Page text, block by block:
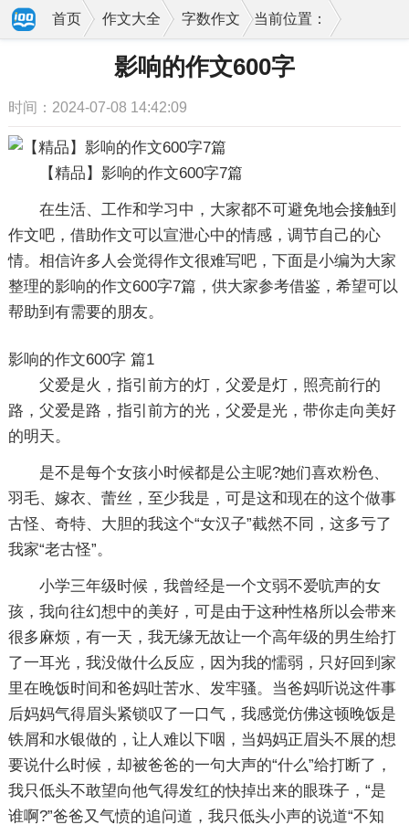
当前位置：
首页 作文大全 字数作文
影响的作文600字
时间：2024-07-08 14:42:09
【精品】影响的作文600字7篇
在生活、工作和学习中，大家都不可避免地会接触到
作文吧，借助作文可以宣泄心中的情感，调节自己的心
情。相信许多人会觉得作文很难写吧，下面是小编为大家
整理的影响的作文600字7篇，供大家参考借鉴，希望可以
帮助到有需要的朋友。
影响的作文600字 篇1
父爱是火，指引前方的灯，父爱是灯，照亮前行的
路，父爱是路，指引前方的光，父爱是光，带你走向美好
的明天。
是不是每个女孩小时候都是公主呢?她们喜欢粉色、
羽毛、嫁衣、蕾丝，至少我是，可是这和现在的这个做事
古怪、奇特、大胆的我这个“女汉子”截然不同，这多亏了
我家“老古怪”。
小学三年级时候，我曾经是一个文弱不爱吭声的女
孩，我向往幻想中的美好，可是由于这种性格所以会带来
很多麻烦，有一天，我无缘无故让一个高年级的男生给打
了一耳光，我没做什么反应，因为我的懦弱，只好回到家
里在晚饭时间和爸妈吐苦水、发牢骚。当爸妈听说这件事
后妈妈气得眉头紧锁叹了一口气，我感觉仿佛这顿晚饭是
铁屑和水银做的，让人难以下咽，当妈妈正眉头不展的想
要说什么时候，却被爸爸的一句大声的“什么”给打断了，
我只低头不敢望向他气得发红的快掉出来的眼珠子，“是
谁啊?”爸爸又气愤的追问道，我只低头小声的说道“不知